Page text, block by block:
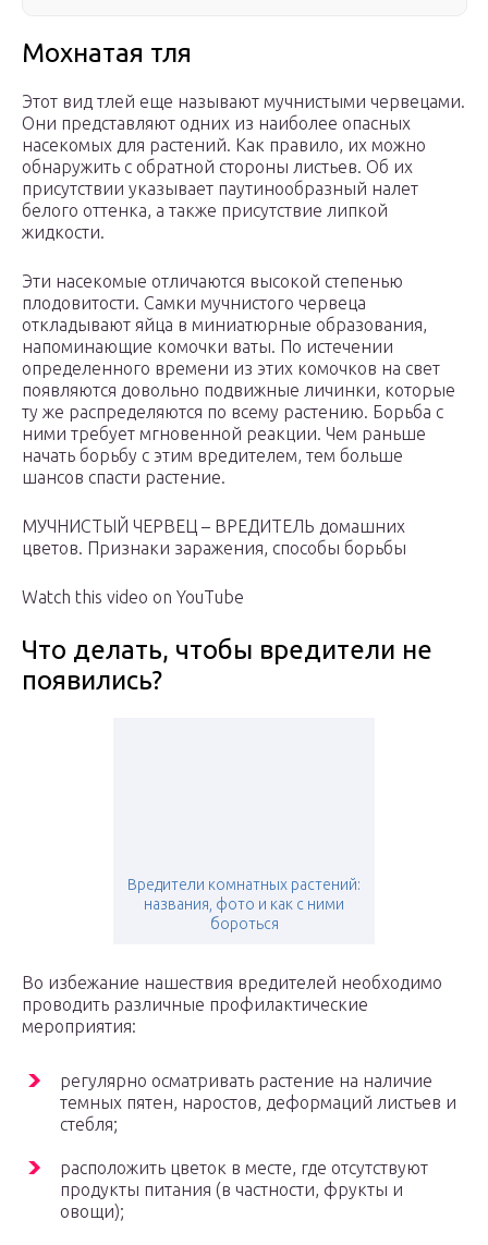
Мохнатая тля
Этот вид тлей еще называют мучнистыми червецами.
Они представляют одних из наиболее опасных
насекомых для растений. Как правило, их можно
обнаружить с обратной стороны листьев. Об их
присутствии указывает паутинообразный налет
белого оттенка, а также присутствие липкой
жидкости.
Эти насекомые отличаются высокой степенью
плодовитости. Самки мучнистого червеца
откладывают яйца в миниатюрные образования,
напоминающие комочки ваты. По истечении
определенного времени из этих комочков на свет
появляются довольно подвижные личинки, которые
ту же распределяются по всему растению. Борьба с
ними требует мгновенной реакции. Чем раньше
начать борьбу с этим вредителем, тем больше
шансов спасти растение.
МУЧНИСТЫЙ ЧЕРВЕЦ – ВРЕДИТЕЛЬ домашних
цветов. Признаки заражения, способы борьбы
Watch this video on YouTube
Что делать, чтобы вредители не
появились?
Вредители комнатных растений:
названия, фото и как с ними
бороться
Во избежание нашествия вредителей необходимо
проводить различные профилактические
мероприятия:
регулярно осматривать растение на наличие
темных пятен, наростов, деформаций листьев и
стебля;
расположить цветок в месте, где отсутствуют
продукты питания (в частности, фрукты и
овощи);